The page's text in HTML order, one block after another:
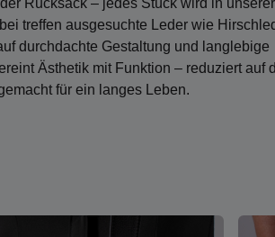
Rucksack – jedes Stück wird in unserer
treffen ausgesuchte Leder wie
durchdachte Gestaltung und langlebige
Ästhetik mit Funktion – reduziert auf
für ein langes Leben.
Mehr